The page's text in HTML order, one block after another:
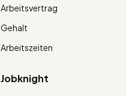
Arbeitsvertrag
Gehalt
Arbeitszeiten
Jobknight